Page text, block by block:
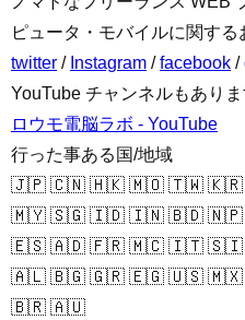
ピュータ・モバイルに関する
twitter / Instagram / facebook /
YouTube チャンネルもあり
ロウモ電脳ラボ - YouTube
行った事ある国/地域
🇯🇵 🇨🇳 🇭🇰 🇲🇴 🇹🇼
🇲🇾 🇸🇬 🇮🇩 🇮🇳 🇧🇩
🇪🇸 🇦🇩 🇫🇷 🇲🇨 🇮🇹
🇦🇱 🇧🇬 🇬🇷 🇪🇬 🇺🇸
🇧🇷 🇦🇺